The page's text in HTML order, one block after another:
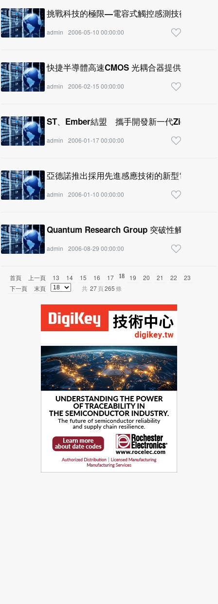
挑戰科技的極限—電容式觸控感測技術
admin 2006-05-10 00:00:00
快捷半導體高速CMOS 光耦合器提供業界最高
admin 2006-02-15 00:00:00
ST、Ember結盟 攜手開發新一代ZigBee晶
admin 2006-01-17 00:00:00
亞德諾推出採用先進感應技術的新型電容式數
admin 2006-01-10 00:00:00
Quantum Research Group 突破性觸控感測晶
admin 2006-08-29 00:00:00
首頁 上一頁 13 14 15 16 17 18 19 20 21 22
23
下一頁
末頁 共 27頁265條